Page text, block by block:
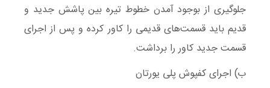
جلوگیری از بوجود آمدن خطوط تیره بین پاشش جدید و
قدیم باید قسمت‌های قدیمی ‌را کاور کرده و پس از اجرای
قسمت جدید کاور را برداشت.
ب) اجرای کفپوش پلی یورتان